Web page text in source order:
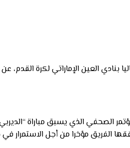
العين الإماراتي لكرة القدم،
الصحفي الذي يسبق مباراة “الديربي
الفريق مؤخرا من أجل الاستمرار